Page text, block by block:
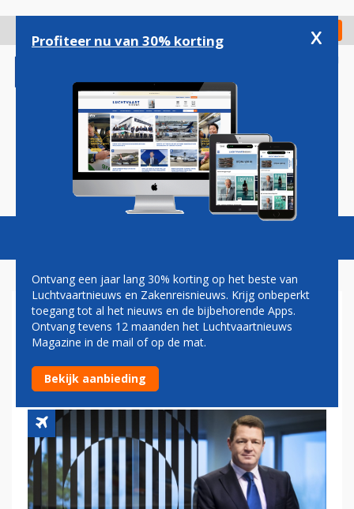
gaan
Check in
Magazine Podcasts Vacatures
KLM: GEEN EXTREME
LOONSVERHOGING VOOR
PILOTEN
Profiteer nu van 30% korting x
Ontvang een jaar lang 30% korting op het beste van
Luchtvaartnieuws en Zakenreisnieuws. Krijg onbeperkt
toegang tot al het nieuws en de bijbehorende Apps.
Ontvang tevens 12 maanden het Luchtvaartnieuws
Magazine in de mail of op de mat.
Bekijk aanbieding